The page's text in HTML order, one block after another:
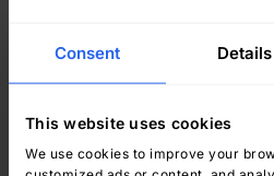
Consent Details
This website uses cookies
We use cookies to improve your
Einfache Migration